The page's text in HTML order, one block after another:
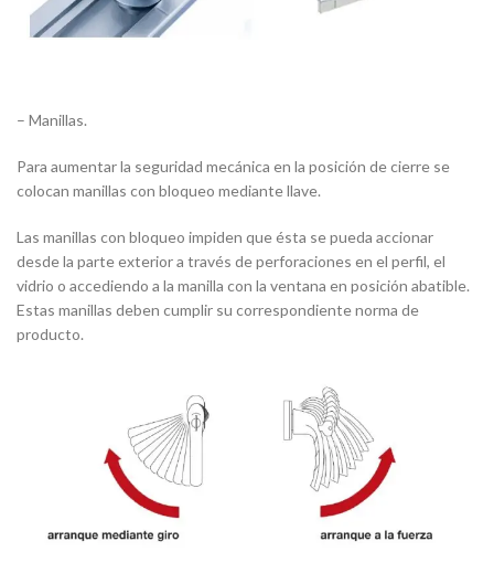
– Manillas.
Para aumentar la seguridad mecánica en la posición de cierre se
colocan manillas con bloqueo mediante llave.
Las manillas con bloqueo impiden que ésta se pueda accionar
desde la parte exterior a través de perforaciones en el perfil, el
vidrio o accediendo a la manilla con la ventana en posición abatible.
Estas manillas deben cumplir su correspondiente norma de
producto.